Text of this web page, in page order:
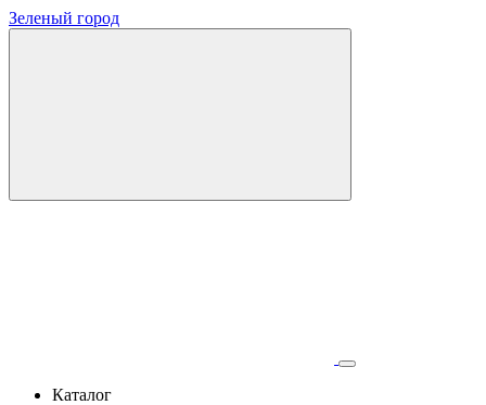
Зеленый город
Каталог